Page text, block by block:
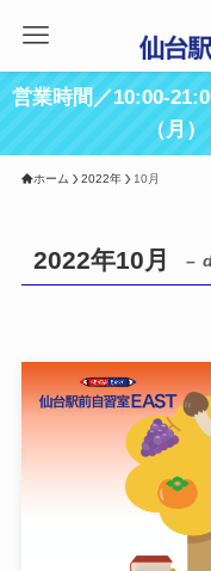
営業時間／10:00-
（月
ホーム 2022年 10月
2022年10月 –